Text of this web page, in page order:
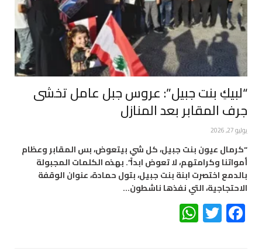
“لبيكِ بنت جبيل”: عروس جبل عامل تخشى
جرف المقابر بعد المنازل
يوليو 27, 2026
“كرمال عيون بنت جبيل، كل شي بيتعوض، بس المقابر وعظام
أمواتنا وكرامتهم، لا تعوض ابداً”. بهذه الكلمات المجبولة
بالدمع اختصرت ابنة بنت جبيل، بتول حمادة، عنوان الوقفة
الاحتجاجية، التي نفذها ناشطون…
Facebook
Twitter